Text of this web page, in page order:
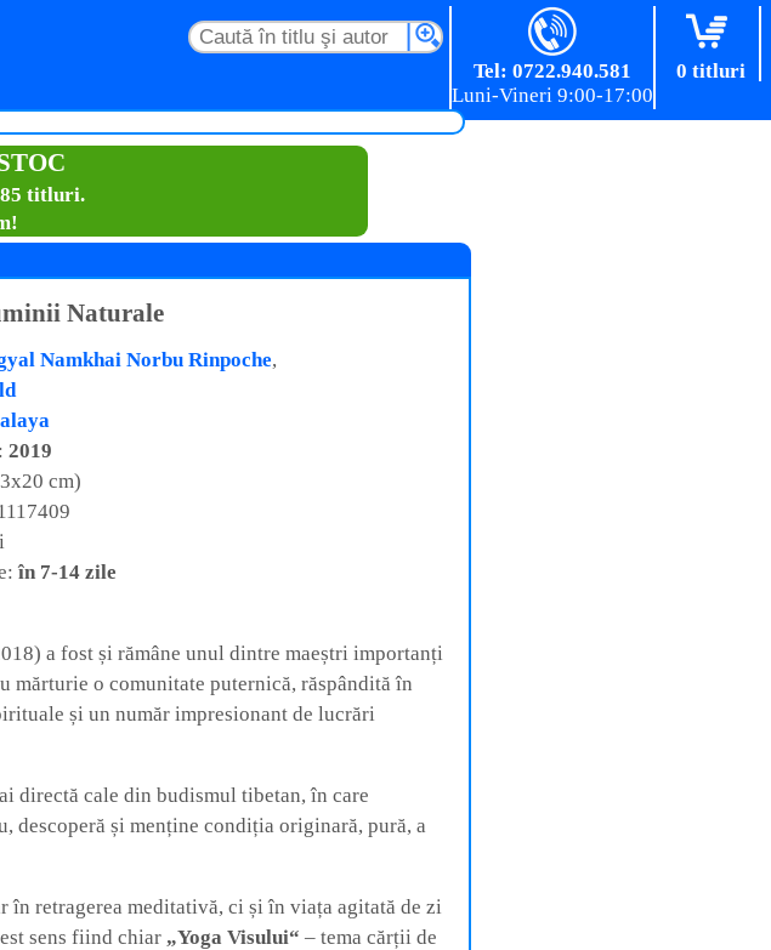
0 titluri
Tel: 0722.940.581
titluri.
Naturale
Luminii
Namkhai Norbu Rinpoche,
2019
cm)
în 7-14 zile
a fost și rămâne unul dintre maeștri importanți
mărturie o comunitate puternică, răspândită în
și un număr impresionant de lucrări
directă cale din budismul tibetan, în care
descoperă și menține condiția originară, pură, a
în retragerea meditativă, ci și în viața agitată de zi
sens fiind chiar „Yoga Visului“ – tema cărții de